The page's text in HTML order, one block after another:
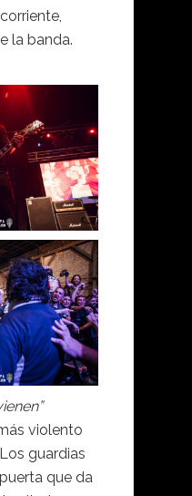
la banda.
violento
guardias
que da